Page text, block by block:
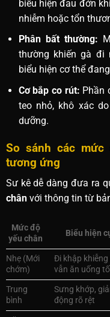
biểu hiện đau đớn
nhiễm hoặc tổn
Phân bất thường:
thường khiến gà đi
biểu hiện cơ thể
Cơ bắp co rút: Phần
teo nhỏ, khô xác
dưỡng.
So sánh các
tương ứng
Sư kê dễ dàng đưa ra
chânvới thông tin từ
Mức độ
yếu chân
Biểu hiện
Nhẹ (Mới
chớm)
Đi khập khiễng
vẫn ăn uống
Trung
bình
Sưng khớp,
động rõ rệt